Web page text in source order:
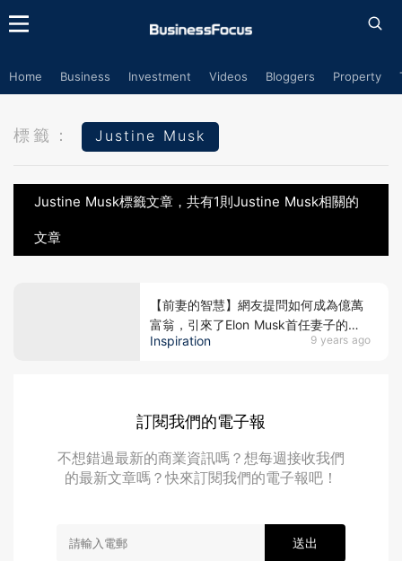
Home Business Investment Videos Bloggers Property
標籤： Justine Musk
Justine Musk標籤文章，共有1則Justine Musk相關的
文章
Inspiration 9 years ago
【前妻的智慧】網友提問如何成為億萬
富翁，引來了Elon Musk首任妻子的指
導
訂閱我們的電子報
不想錯過最新的商業資訊嗎？想每週接收我們
的最新文章嗎？快來訂閱我們的電子報吧！
送出